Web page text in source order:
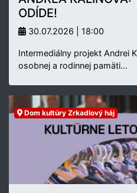
ODÍDE!
30.07.2026 | 18:00
Intermediálny projekt Andrei
osobnej a rodinnej pamäti…
Dom kultúry Zrkadlový háj